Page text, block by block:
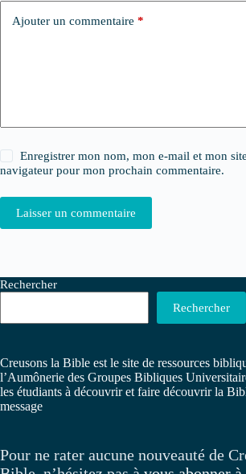
Ajouter un commentaire *
Enregistrer mon nom, mon e-mail et mon
navigateur pour mon prochain commentaire.
Laisser un commentaire
Rechercher
Rechercher
Creusons la Bible est le site de ressources
l’Aumônerie des Groupes Bibliques
les étudiants à découvrir et faire découvrir la
message
Pour ne rater aucune nouveauté de